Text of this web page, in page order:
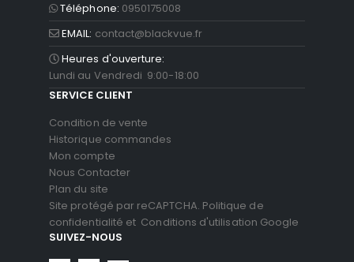
Téléphone: 0950175008
EMAIL: contact@blackvue.fr
Heures d'ouverture:
Lundi au Vendredi 9:00-18:00
SERVICE CLIENT
Condition de vente
Historique commandes
Mon compte
Nous Contacter
Plan du site
Site protégé par reCAPTCHA. Politique de
confidentialité et Conditions d'utilisation Google
SUIVEZ-NOUS